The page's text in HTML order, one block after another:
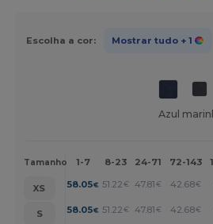
Escolha a cor: Mostrar tudo + 1
Azul
Tamanho 1-7 8-23 24-71 72-143
XS 58.05€ 51.22€ 47.81€ 42.68€
S
58.05€ 51.22€ 47.81€ 42.68€